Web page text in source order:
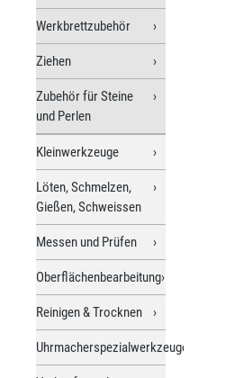
Werkbrettzubehör
Ziehen
Zubehör für Steine
und Perlen
Kleinwerkzeuge
Löten, Schmelzen,
Gießen, Schweissen
Messen und Prüfen
Oberflächenbearbeitung
Reinigen & Trocknen
Uhrmacherspezialwerkzeuge